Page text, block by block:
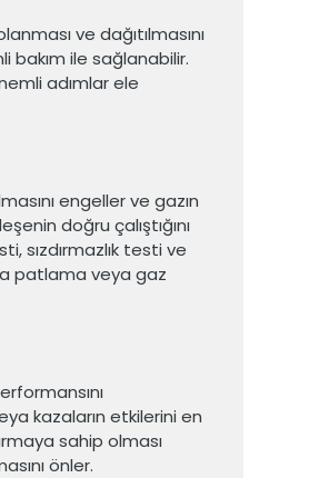
ve dağıtılmasını
ile sağlanabilir.
adımlar ele
engeller ve gazın
doğru çalıştığını
sızdırmazlık testi ve
patlama veya gaz
kazaların etkilerini en
sahip olması
önler.